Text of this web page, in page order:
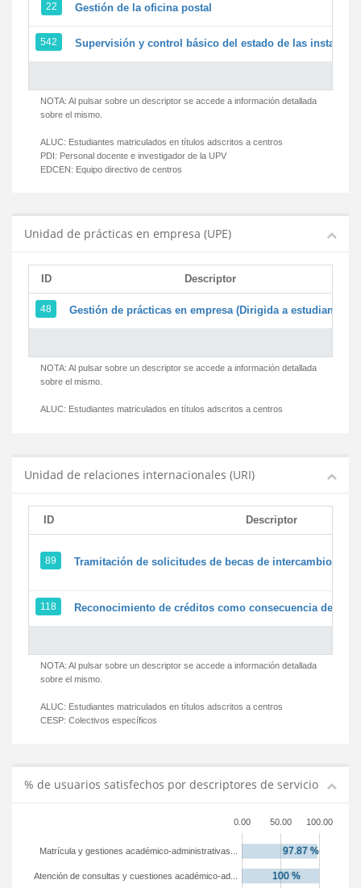
22 Gestión de la oficina postal
542 Supervisión y control básico del estado de las
NOTA: Al pulsar sobre un descriptor se accede a información detallada
sobre el mismo.
ALUC: Estudiantes matriculados en títulos adscritos a centros
PDI: Personal docente e investigador de la UPV
EDCEN: Equipo directivo de centros
Unidad de prácticas en empresa (UPE)
ID Descriptor
48 Gestión de prácticas en empresa (Dirigida a estudiantes)
NOTA: Al pulsar sobre un descriptor se accede a información detallada
sobre el mismo.
ALUC: Estudiantes matriculados en títulos adscritos a centros
Unidad de relaciones internacionales (URI)
ID Descriptor
89 Tramitación de solicitudes de becas de intercambio
118 Reconocimiento de créditos como consecuencia de un
NOTA: Al pulsar sobre un descriptor se accede a información detallada
sobre el mismo.
ALUC: Estudiantes matriculados en títulos adscritos a centros
CESP: Colectivos específicos
% de usuarios satisfechos por descriptores de servicio
0.00 50.00 100.00
Atención de consultas y cuestiones académico-ad...
Matrícula y gestiones académico-administrativas...